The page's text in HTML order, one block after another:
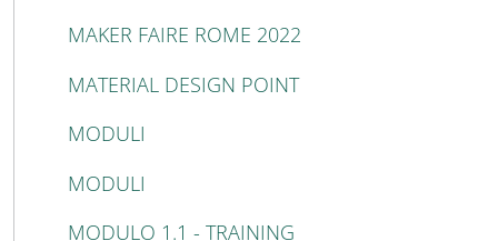
MAKER FAIRE ROME 2022
MATERIAL DESIGN POINT
MODULI
MODULI
MODULO 1.1 - TRAINING